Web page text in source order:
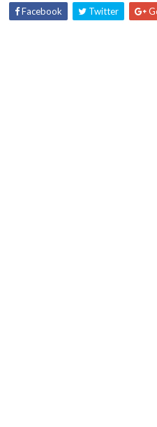
Facebook Twitter